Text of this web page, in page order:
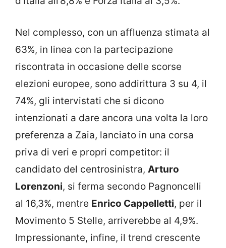
Nel complesso, con un affluenza stimata al
63%, in linea con la partecipazione
riscontrata in occasione delle scorse
elezioni europee, sono addirittura 3 su 4, il
74%, gli intervistati che si dicono
intenzionati a dare ancora una volta la loro
preferenza a Zaia, lanciato in una corsa
priva di veri e propri competitor: il
candidato del centrosinistra, Arturo
Lorenzoni, si ferma secondo Pagnoncelli
al 16,3%, mentre Enrico Cappelletti, per il
Movimento 5 Stelle, arriverebbe al 4,9%.
Impressionante, infine, il trend crescente